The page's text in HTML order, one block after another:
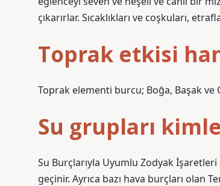
çıkarırlar. Sıcaklıkları ve coşkuları,
Toprak etkisi
Toprak elementi burcu; Boğa, Başak ve
Su grupları
Su Burçlarıyla Uyumlu Zodyak
geçinir. Ayrıca bazı hava burçları olan